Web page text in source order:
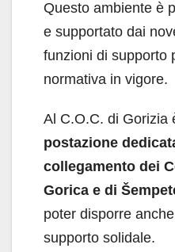
Questo ambiente è
e supportato dai
funzioni di supporto
normativa in vigore.
Al C.O.C. di Gorizia
postazione
collegamento dei
Gorica e di
poter disporre
supporto solidale.